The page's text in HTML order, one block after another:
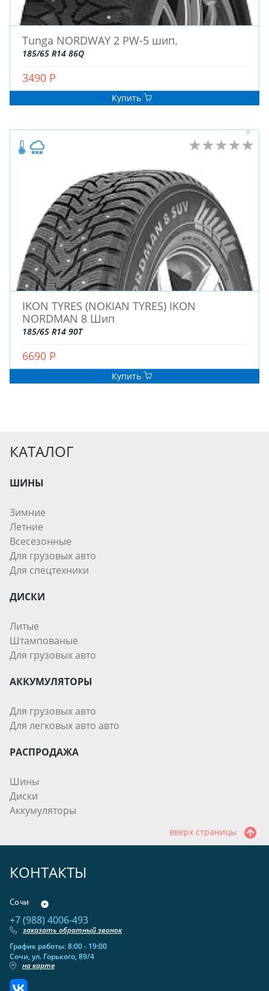
Tunga NORDWAY 2 PW-5 шип.
185/65 R14 86Q
3490 Р
Купить
IKON TYRES (NOKIAN TYRES) IKON
NORDMAN 8 Шип
185/65 R14 90T
6690 Р
Купить
КАТАЛОГ
ШИНЫ
Зимние
Летние
Всесезонные
Для грузовых авто
Для спецтехники
ДИСКИ
Литые
Штампованые
Для грузовых авто
АККУМУЛЯТОРЫ
Для грузовых авто
Для легковых авто авто
РАСПРОДАЖА
Шины
Диски
Аккумуляторы
вверх страницы
КОНТАКТЫ
Сочи
+7 (988) 4006-493
заказать обратный звонок
График работы: 8:00 - 19:00
Сочи, ул. Горького, 89/4
на карте